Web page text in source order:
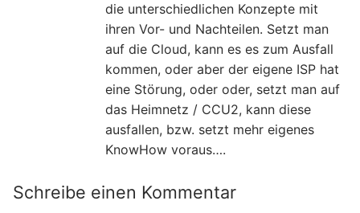
die unterschiedlichen Konzepte mit
ihren Vor- und Nachteilen. Setzt man
auf die Cloud, kann es es zum Ausfall
kommen, oder aber der eigene ISP hat
eine Störung, oder oder, setzt man auf
das Heimnetz / CCU2, kann diese
ausfallen, bzw. setzt mehr eigenes
KnowHow voraus….
Schreibe einen Kommentar